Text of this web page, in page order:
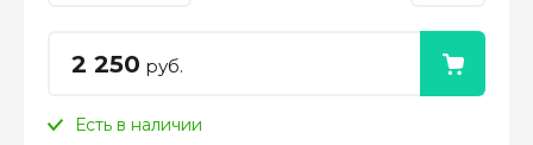
2 250 руб.
Есть в наличии